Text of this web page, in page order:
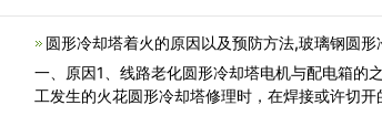
圆形冷却塔着火的原因以及预防方法,玻璃钢圆形
一、原因1、线路老化圆形冷却塔电机与配电箱的
工发生的火花圆形冷却塔修理时，在焊接或许切